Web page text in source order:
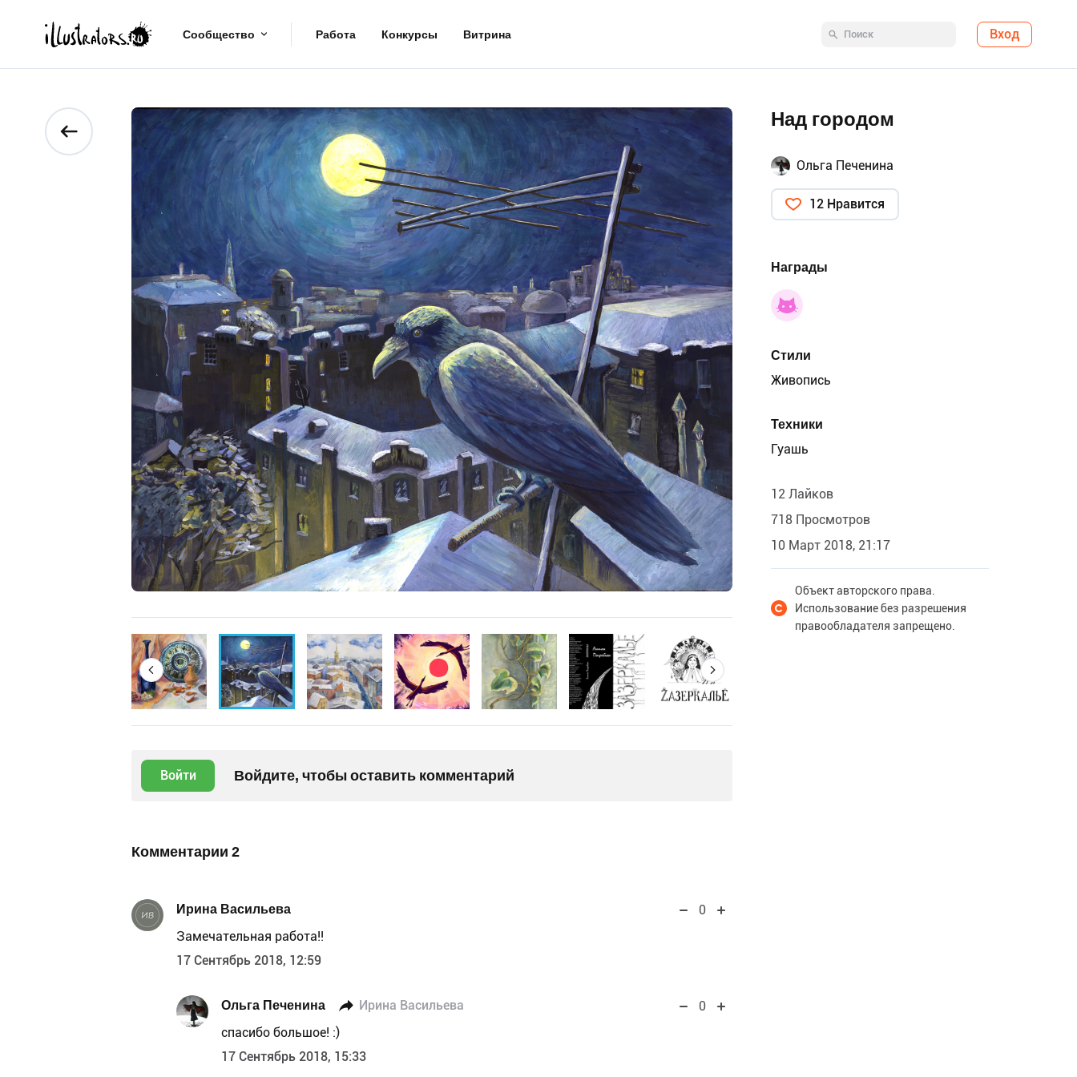
Сообщество Работа Конкурсы Витрина Вход
Войти Войдите, чтобы оставить комментарий
Комментарии 2
Ирина Васильева
0
Замечательная работа!!
17 Сентябрь 2018, 12:59
Ольга Печенина Ирина Васильева
0
спасибо большое! :)
17 Сентябрь 2018, 15:33
Над городом
Ольга Печенина
12 Нравится
Награды
Стили
Живопись
Техники
Гуашь
12 Лайков
718 Просмотров
10 Март 2018, 21:17
Объект авторского права.
Использование без разрешения
правообладателя запрещено.